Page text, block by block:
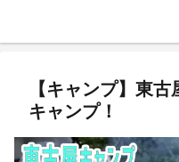
【キャンプ】東
キャンプ！